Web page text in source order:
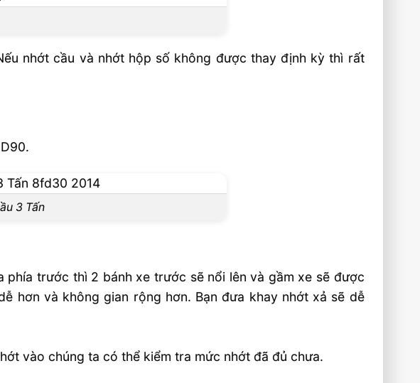
nhớt cầu và nhớt hộp số không được thay định kỳ thì rất
3 Tấn
trước thì 2 bánh xe trước sẽ nổi lên và gầm xe sẽ được
hơn và không gian rộng hơn. Bạn đưa khay nhớt xả sẽ dễ
vào chúng ta có thể kiểm tra mức nhớt đã đủ chưa.